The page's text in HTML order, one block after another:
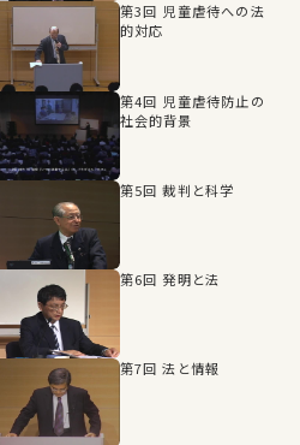
第3回 児童虐待への法
的対応
第4回 児童虐待防止の
社会的背景
第5回 裁判と科学
第6回 発明と法
第7回 法と情報